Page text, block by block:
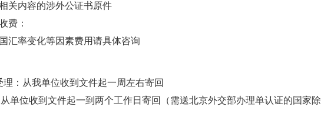
关内容的涉外公证书原件
费：
汇率变化等因素费用请具体咨询
理：从我单位收到文件起一周左右寄回
从单位收到文件起一到两个工作日寄回（需送北京外交部办理单认证的国家除